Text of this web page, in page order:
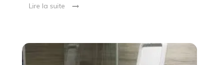
Lire la suite